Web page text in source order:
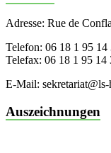
Adresse: Rue de
Telefon: 06 18 1 95 14
Telefax: 06 18 1 95 14
E-Mail: sekretariat@ls-
Auszeichnungen